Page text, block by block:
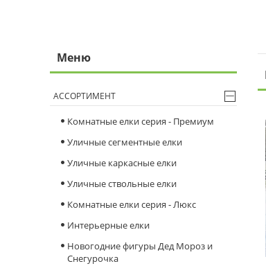
АССОРТИМЕНТ
Комнатные елки серия - Премиум
Уличные сегментные елки
Уличные каркасные елки
Уличные ствольные елки
Комнатные елки серия - Люкс
Интерьерные елки
Новогодние фигуры Дед Мороз и
Снегурочка